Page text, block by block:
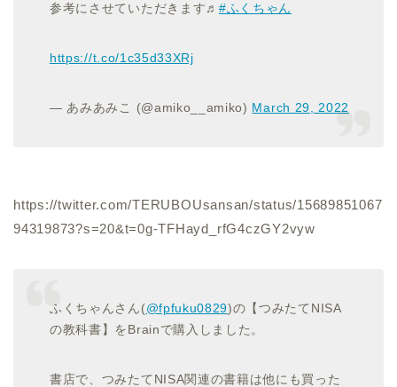
参考にさせていただきます♬ #ふくちゃん
https://t.co/1c35d33XRj
— あみあみこ (@amiko__amiko) March 29, 2022
https://twitter.com/TERUBOUsansan/status/15689851067
94319873?s=20&t=0g-TFHayd_rfG4czGY2vyw
ふくちゃんさん(@fpfuku0829)の【つみたてNISA
の教科書】をBrainで購入しました。
書店で、つみたてNISA関連の書籍は他にも買った